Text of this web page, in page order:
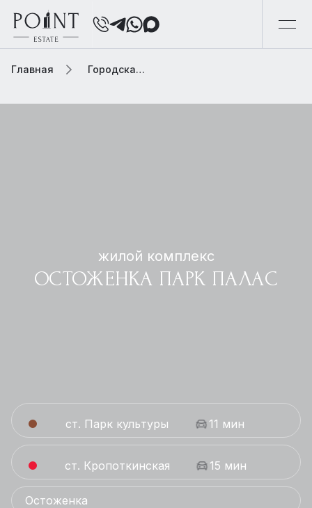
Главная Городская элитная недвижимость
жилой комплекс
ОСТОЖЕНКА ПАРК ПАЛАС
ст. Парк культуры 11 мин
ст. Кропоткинская 15 мин
Остоженка